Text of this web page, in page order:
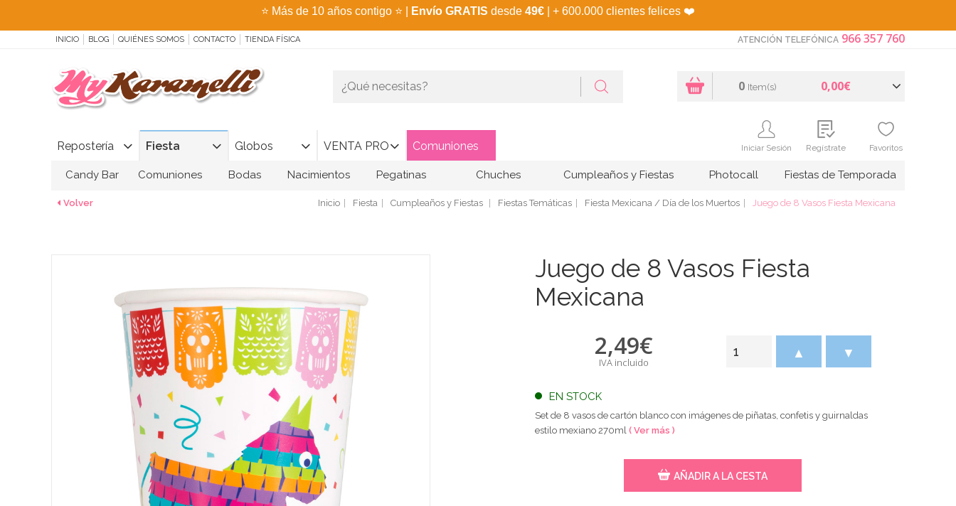
⭐ Más de 10 años contigo ⭐ Envío GRATIS desde 49€ | + 600.000 clientes felices ❤️
INICIO BLOG QUIÉNES SOMOS CONTACTO TIENDA FÍSICA ATENCIÓN TELEFÓNICA 966 357 760
Repostería Fiesta Globos VENTA PRO Comuniones
0 Item(s) 0,00€
Iniciar Sesión Regístrate Favoritos
Candy Bar Comuniones Bodas Nacimientos Pegatinas Chuches Cumpleaños y Fiestas Photocall Fiestas de Temporada
Volver Inicio Fiesta Cumpleaños y Fiestas Fiestas Temáticas Fiesta Mexicana / Día de los Muertos Juego de 8 Vasos Fiesta Mexicana
Juego de 8 Vasos Fiesta
Mexicana
2,49€
IVA incluido
EN STOCK
▲ ▼
Set de 8 vasos de cartón blanco con imágenes de piñatas, confetis y guirnaldas
estilo mexiano 270ml ( Ver más )
AÑADIR A LA CESTA